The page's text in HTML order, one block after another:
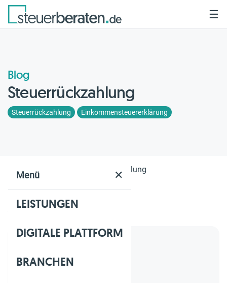
Menü ✕
LEISTUNGEN
DIGITALE PLATTFORM
BRANCHEN
☰
Blog
Steuerrückzahlung
Steuerrückzahlung Einkommensteuererklärung
Home Steuerrückzahlung
1. Steuerrückzahlung